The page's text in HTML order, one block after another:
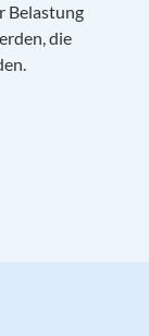
Belastung
die